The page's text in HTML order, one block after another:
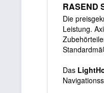
RASEND
Die
Leistung.
Das